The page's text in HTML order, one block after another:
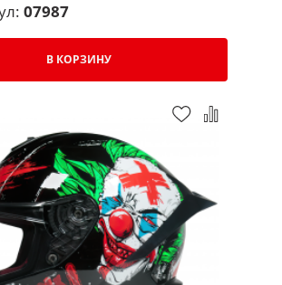
07987
В КОРЗИНУ